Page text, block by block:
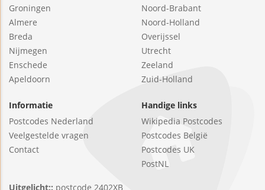
Groningen
Almere
Breda
Nijmegen
Enschede
Apeldoorn
Noord-Brabant
Noord-Holland
Overijssel
Utrecht
Zeeland
Zuid-Holland
Informatie
Postcodes Nederland
Veelgestelde vragen
Contact
Handige links
Wikipedia Postcodes
Postcodes België
Postcodes UK
PostNL
Uitgelicht:: postcode 2402XB